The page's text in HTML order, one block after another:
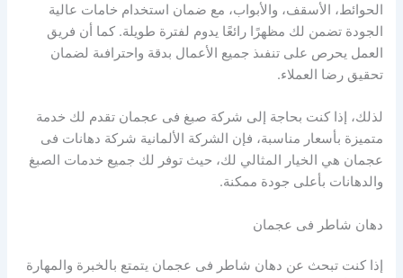
الحوائط، الأسقف، والأبواب، مع ضمان استخدام خامات عالية
الجودة تضمن لك مظهرًا رائعًا يدوم لفترة طويلة. كما أن فريق
العمل يحرص على تنفىذ جميع الأعمال بدقة واحترافىة لضمان
تحقيق رضا العملاء.
لذلك، إذا كنت بحاجة إلى شركة صبغ فى عجمان تقدم لك خدمة
متميزة بأسعار مناسبة، فإن الشركة الألمانية شركة دهانات فى
عجمان هي الخيار المثالي لك، حيث توفر لك جميع خدمات الصبغ
والدهانات بأعلى جودة ممكنة.
دهان شاطر فى عجمان
إذا كنت تبحث عن دهان شاطر فى عجمان يتمتع بالخبرة والمهارة